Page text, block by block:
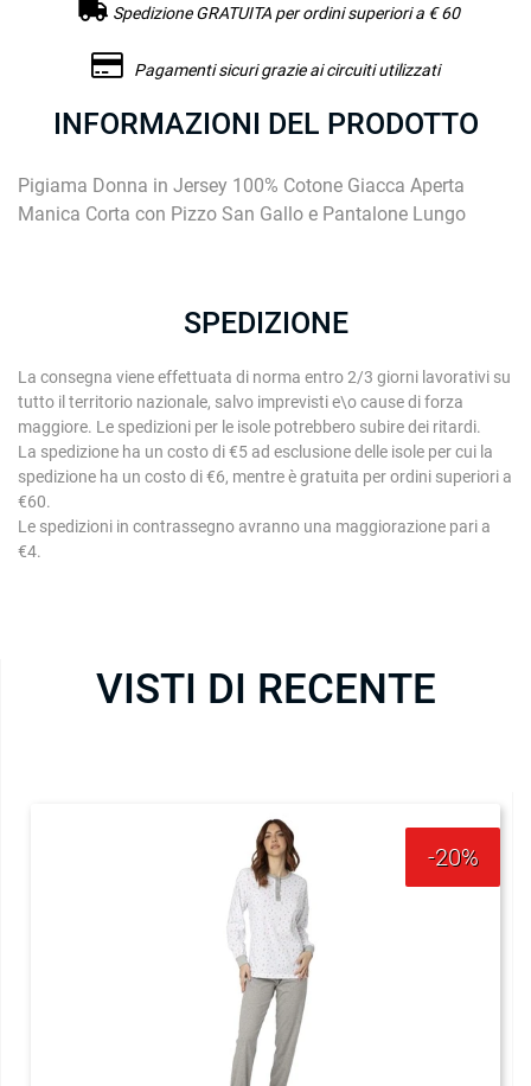
Spedizione GRATUITA per ordini superiori a € 60
Pagamenti sicuri grazie ai circuiti utilizzati
INFORMAZIONI DEL PRODOTTO
Pigiama Donna in Jersey 100% Cotone Giacca Aperta
Manica Corta con Pizzo San Gallo e Pantalone Lungo
SPEDIZIONE
La consegna viene effettuata di norma entro 2/3 giorni lavorativi su
tutto il territorio nazionale, salvo imprevisti e\o cause di forza
maggiore. Le spedizioni per le isole potrebbero subire dei ritardi.
La spedizione ha un costo di €5 ad esclusione delle isole per cui la
spedizione ha un costo di €6, mentre è gratuita per ordini superiori a
€60.
Le spedizioni in contrassegno avranno una maggiorazione pari a
€4.
VISTI DI RECENTE
-20%